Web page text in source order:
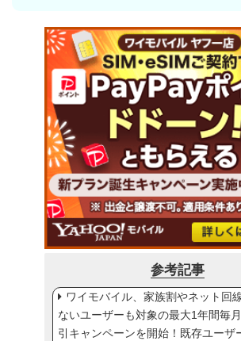
参考記事
ワイモバイル、家族割やネット回
ないユーザーも対象の最大1年間毎
引キャンペーンを開始！既存ユーザ